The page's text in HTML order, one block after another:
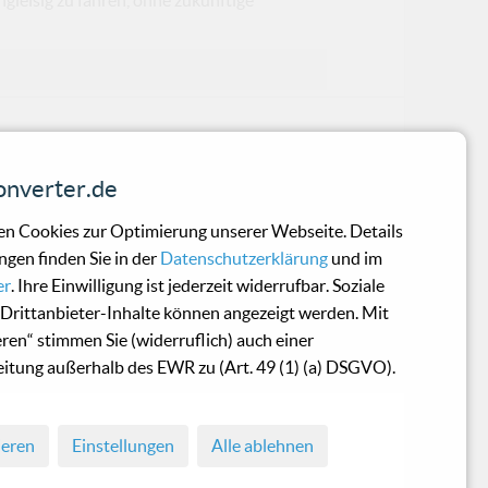
Cookies zur Optimierung unserer Webseite. Details
finden Sie in der Datenschutzerklärung und im
. Ihre Einwilligung ist jederzeit widerrufbar. Soziale
Inhalte können angezeigt werden. Mit
stimmen Sie (widerruflich) auch einer
außerhalb des EWR zu (Art. 49 (1) (a) DSGVO).
Einstellungen Alle ablehnen